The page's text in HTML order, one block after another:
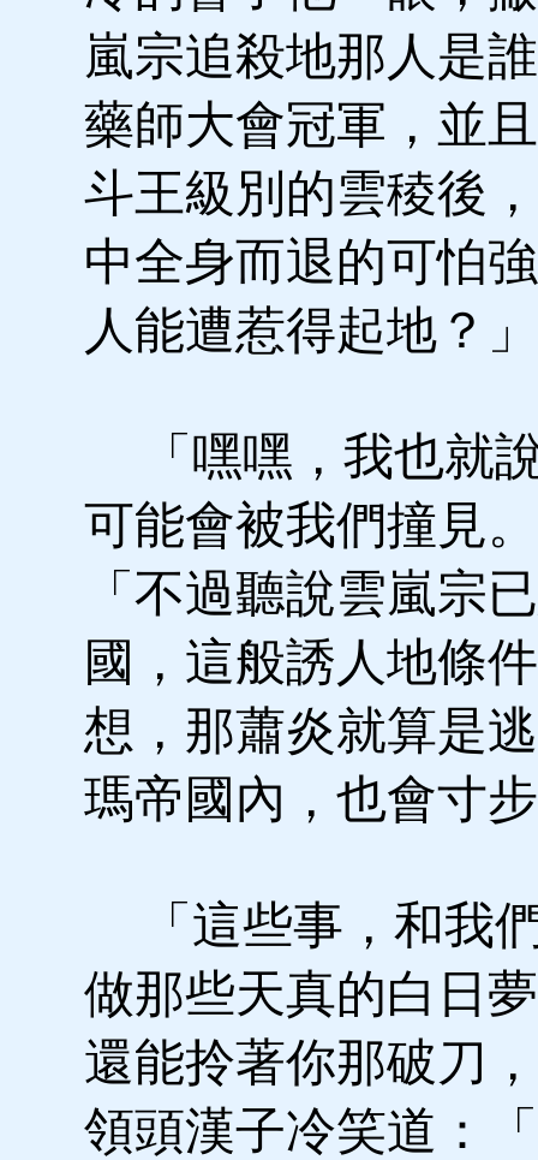
嵐宗追殺地那人是
藥師大會冠軍，並
斗王級別的雲稜後
中全身而退的可怕
人能遭惹得起地？」
「嘿嘿，我也就
可能會被我們撞見
「不過聽說雲嵐宗
國，這般誘人地條
想，那蕭炎就算是
瑪帝國內，也會寸
「這些事，和我
做那些天真的白日
還能拎著你那破刀
領頭漢子冷笑道：